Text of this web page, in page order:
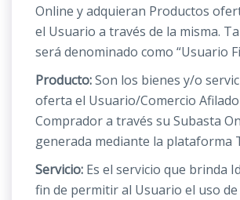
Online y adquieran Productos
el Usuario a través de la misma.
será denominado como “Usuario
Producto:Son los bienes y/o
oferta el Usuario/Comercio
Comprador a través su Subasta
generada mediante la plataforma
Servicio: Es el servicio que brinda
fin de permitir al Usuario el uso de